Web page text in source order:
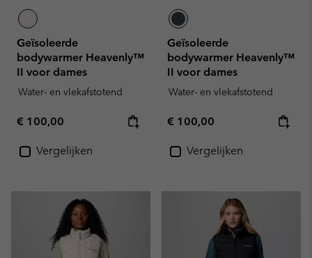
Geïsoleerde
bodywarmer Heavenly™
II voor dames
Water- en vlekafstotend
Regular price:
€ 100,00
Vergelijken
Geïsoleerde
bodywarmer Heavenly™
II voor dames
Water- en vlekafstotend
Regular price:
€ 100,00
Vergelijken